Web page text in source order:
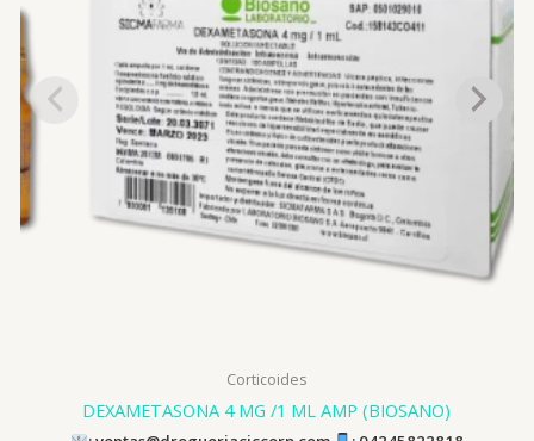
Corticoides
DEXAMETASONA 4 MG /1 ML AMP (BIOSANO)